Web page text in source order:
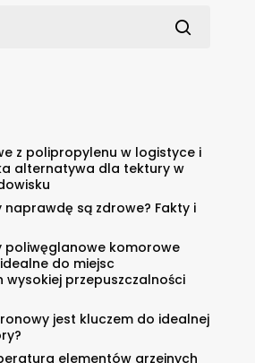
z polipropylenu w logistyce i
alternatywa dla tektury w
naprawdę są zdrowe? Fakty i
poliwęglanowe komorowe
do miejsc
przepuszczalności
jest kluczem do idealnej
elementów grzejnych